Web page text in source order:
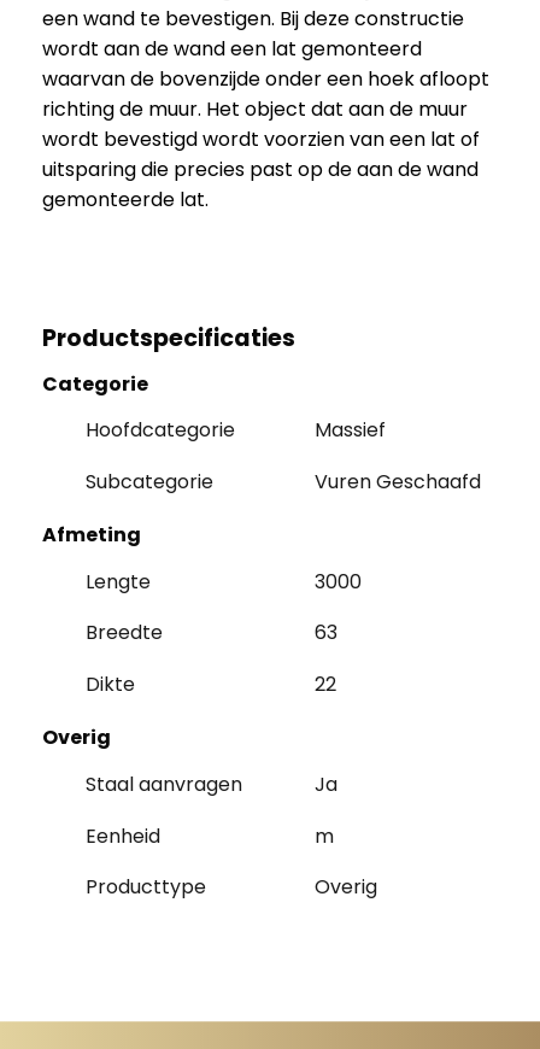
een wand te bevestigen. Bij deze constructie
wordt aan de wand een lat gemonteerd
waarvan de bovenzijde onder een hoek afloopt
richting de muur. Het object dat aan de muur
wordt bevestigd wordt voorzien van een lat of
uitsparing die precies past op de aan de wand
gemonteerde lat.
Productspecificaties
Categorie
Hoofdcategorie
Massief
Subcategorie
Vuren Geschaafd
Afmeting
Lengte
3000
Breedte
63
Dikte
22
Overig
Staal aanvragen
Ja
Eenheid
m
Producttype
Overig